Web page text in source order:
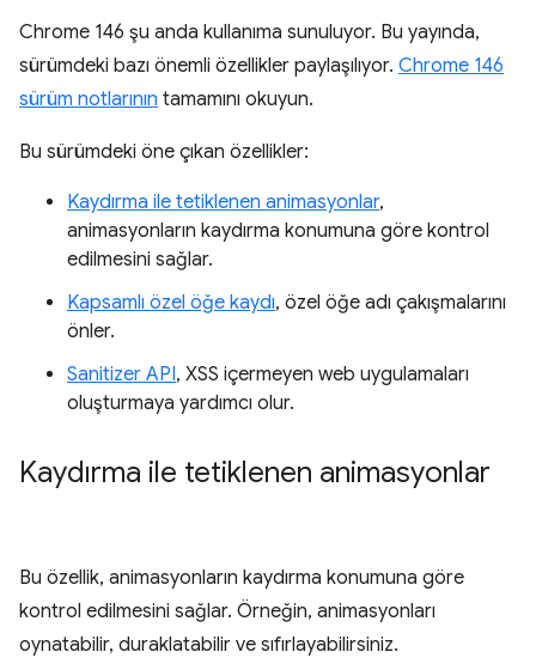
Chrome 146 şu anda kullanıma sunuluyor. Bu yayında,
sürümdeki bazı önemli özellikler paylaşılıyor. Chrome 146
sürüm notlarının tamamını okuyun.
Bu sürümdeki öne çıkan özellikler:
Kaydırma ile tetiklenen animasyonlar,
animasyonların kaydırma konumuna göre kontrol
edilmesini sağlar.
Kapsamlı özel öğe kaydı, özel öğe adı çakışmalarını
önler.
Sanitizer API, XSS içermeyen web uygulamaları
oluşturmaya yardımcı olur.
Kaydırma ile tetiklenen animasyonlar
Bu özellik, animasyonların kaydırma konumuna göre
kontrol edilmesini sağlar. Örneğin, animasyonları
oynatabilir, duraklatabilir ve sıfırlayabilirsiniz.